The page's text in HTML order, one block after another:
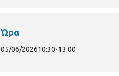
Ώρα
05/06/202610:30-13:00